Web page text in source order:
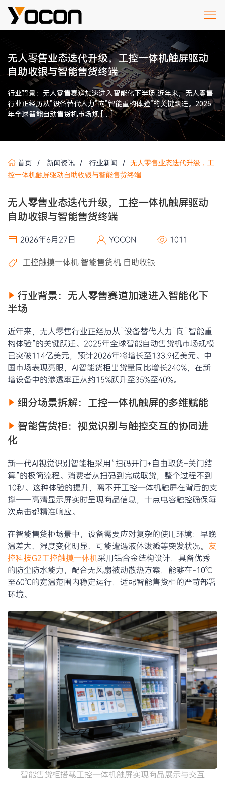
无人零售业态迭代升级，工控一体机触屏驱动
自助收银与智能售货终端
行业背景：无人零售赛道加速进入智能化下半场 近年来，无人零售
行业正经历从”设备替代人力”向”智能重构体验”的关键跃迁。2025
年全球智能自动售货机市场规 […]
首页 新闻资讯 行业新闻
无人零售业态迭代升级，工
控一体机触屏驱动自助收银与智能售货终端
无人零售业态迭代升级，工控一体机触屏驱动
自助收银与智能售货终端
2026年6月27日 YOCON 1011
工控触摸一体机 智能售货机 自助收银
行业背景：无人零售赛道加速进入智能化下
半场
近年来，无人零售行业正经历从”设备替代人力”向”智能重
构体验”的关键跃迁。2025年全球智能自动售货机市场规模
已突破114亿美元，预计2026年将增长至133.9亿美元。中
国市场表现亮眼，AI智能货柜出货量同比增长240%，在新
增设备中的渗透率正从约15%跃升至35%至40%。
细分场景拆解：工控一体机触屏的多维赋能
智能售货柜：视觉识别与触控交互的协同进
化
新一代AI视觉识别智能柜采用”扫码开门+自由取货+关门结
算”的极简流程。消费者从扫码到完成取货，整个过程不到
10秒。这种体验的提升，离不开工控一体机触屏在背后的支
撑——高清显示屏实时呈现商品信息，十点电容触控确保每
次点击都精准响应。
在智能售货柜场景中，设备需要应对复杂的使用环境：早晚
温差大、湿度变化明显、可能遭遇液体泼溅等突发状况。 友
控科技G2工控触摸一体机采用铝合金结构设计，具备优秀
的防尘防水能力，配合无风扇被动散热方案，能够在-10℃
至60℃的宽温范围内稳定运行，适配智能售货柜的严苛部署
环境。
智能售货柜搭载工控一体机触屏实现商品展示与交互